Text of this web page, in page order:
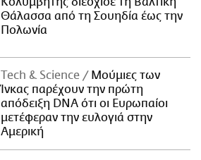
Θάλασσα από τη Σουηδία έως την
Πολωνία
Τech & Science
Μούμιες των
Ίνκας παρέχουν την πρώτη
απόδειξη DNA ότι οι Ευρωπαίοι
μετέφεραν την ευλογιά στην
Αμερική